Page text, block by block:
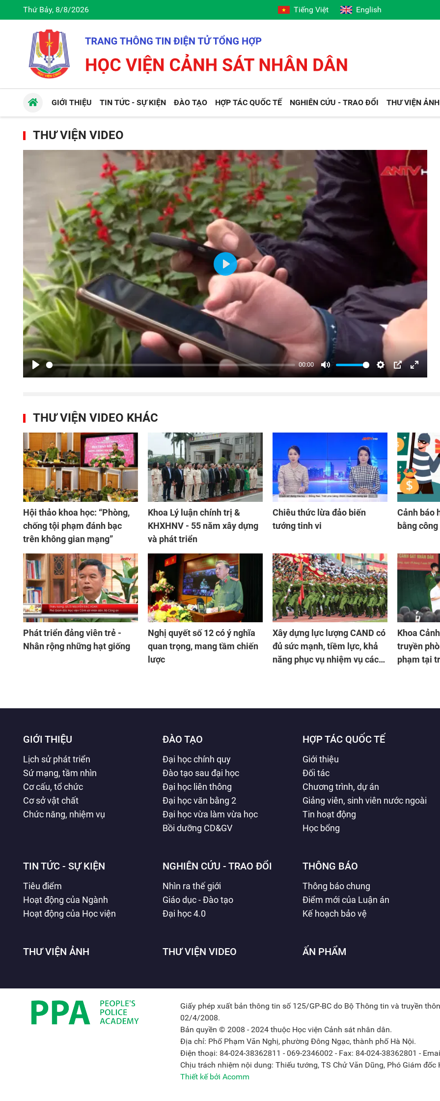
Thứ Bảy, 8/8/2026 Tiếng Việt English
GIỚI THIỆU TIN TỨC - SỰ KIỆN ĐÀO TẠO HỢP TÁC QUỐC TẾ NGHIÊN CỨU - TRAO ĐỔI THƯ VIỆN ẢNH
THƯ VIỆN VIDEO
Play
00:00
Mute Settings
PIP Enter
Play
THƯ VIỆN VIDEO KHÁC
Hội thảo khoa học: “Phòng,
chống tội phạm đánh bạc
trên không gian mạng”
Khoa Lý luận chính trị &
KHXHNV - 55 năm xây dựng
và phát triển
Chiêu thức lừa đảo biến
tướng tinh vi
Cảnh báo
bằng
Phát triển đảng viên trẻ -
Nhân rộng những hạt giống
Nghị quyết số 12 có ý nghĩa
quan trọng, mang tầm chiến
lược
Xây dựng lực lượng CAND có
đủ sức mạnh, tiềm lực, khả
năng phục vụ nhiệm vụ cách
Khoa
truyền
phạm tại
GIỚI THIỆU
Lịch sử phát triển
Sứ mạng, tầm nhìn
Cơ cấu, tổ chức
Cơ sở vật chất
Chức năng, nhiệm vụ
ĐÀO TẠO
Đại học chính quy
Đào tạo sau đại học
Đại học liên thông
Đại học văn bằng 2
Đại học vừa làm vừa học
Bồi dưỡng CD&GV
HỢP TÁC QUỐC TẾ
Giới thiệu
Đối tác
Chương trình, dự án
Giảng viên, sinh viên nước ngoài
Tin hoạt động
Học bổng
TIN TỨC - SỰ KIỆN
Tiêu điểm
Hoạt động của Ngành
Hoạt động của Học viện
NGHIÊN CỨU - TRAO ĐỔI
Nhìn ra thế giới
Giáo dục - Đào tạo
Đại học 4.0
THÔNG BÁO
Thông báo chung
Điểm mới của Luận án
Kế hoạch bảo vệ
THƯ VIỆN ẢNH THƯ VIỆN VIDEO ẤN PHẨM
Giấy phép xuất bản thông tin số 125/GP-BC do Bộ Thông tin và truyền
02/4/2008.
Bản quyền © 2008 - 2024 thuộc Học viện Cảnh sát nhân dân.
Địa chỉ: Phố Phạm Văn Nghị, phường Đông Ngạc, thành phố Hà Nội.
Điện thoại: 84-024-38362811 - 069-2346002 - Fax: 84-024-38362801 -
Chịu trách nhiệm nội dung: Thiếu tướng, TS Chử Văn Dũng, Phó Giám đốc
Thiết kế bởi Acomm